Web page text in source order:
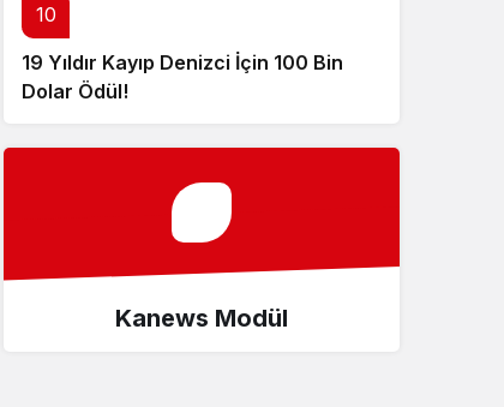
10
19 Yıldır Kayıp Denizci İçin 100 Bin
Dolar Ödül!
Kanews Modül